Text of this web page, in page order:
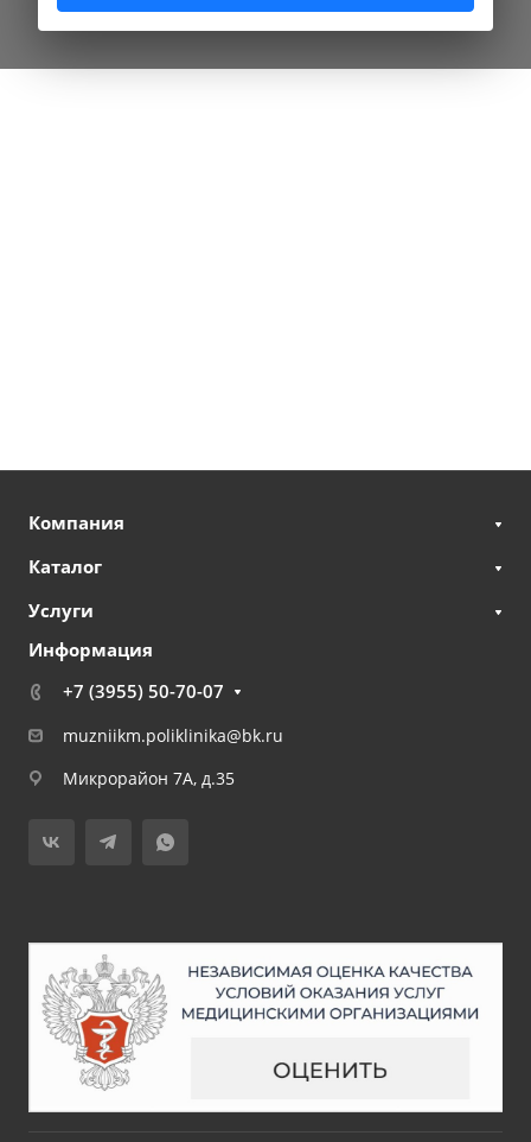
Компания
Каталог
Услуги
Информация
+7 (3955) 50-70-07
muzniikm.poliklinika@bk.ru
Микрорайон 7А, д.35